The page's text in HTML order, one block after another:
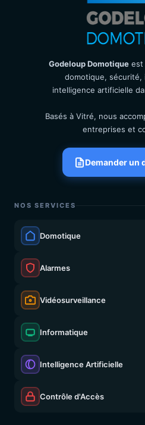
Godeloup Domotique est
domotique, sécurité,
intelligence artificielle
Basés à Vitré, nous
entreprises et
Demander un
NOS SERVICES
Domotique
Alarmes
Vidéosurveillance
Informatique
Intelligence Artificielle
Contrôle d'Accès